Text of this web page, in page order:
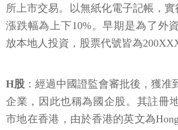
所上市交易。以無紙化電子記帳，實
漲跌幅為上下10%。早期是為了外
放本地人投資，股票代號皆為
H股 ：經過中國證監會審批後，獲准
企業，因此也稱為國企股。其註冊
市地在香港，由於香港的英文為